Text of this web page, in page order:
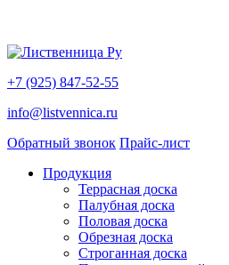
+7 (925) 847-52-55
info@listvennica.ru
Обратный звонок Прайс-лист
Продукция
Террасная доска
Палубная доска
Половая доска
Обрезная доска
Строганная доска